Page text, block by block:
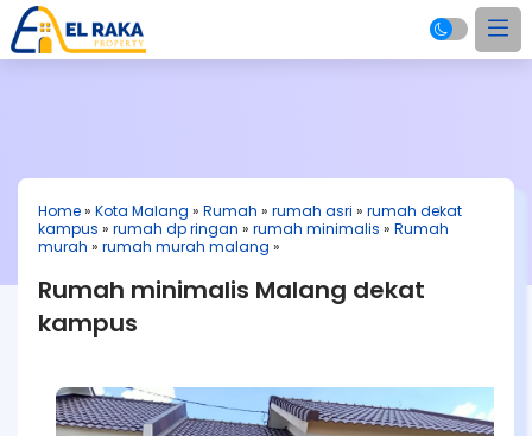
Home» Kota Malang » Rumah » rumah asri » rumah dekat
kampus » rumah dp ringan » rumah minimalis » Rumah
murah » rumah murah malang »
Rumah minimalis Malang dekat
kampus